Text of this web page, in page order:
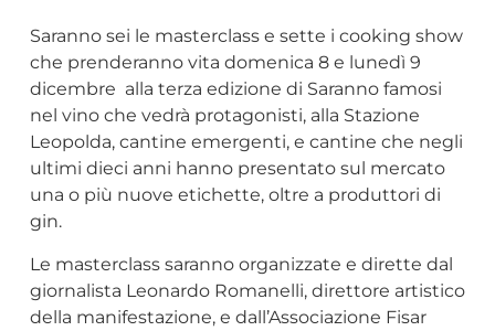
Saranno sei le masterclass e sette i cooking show
che prenderanno vita domenica 8 e lunedì 9
dicembre alla terza edizione di Saranno famosi
nel vino che vedrà protagonisti, alla Stazione
Leopolda, cantine emergenti, e cantine che negli
ultimi dieci anni hanno presentato sul mercato
una o più nuove etichette, oltre a produttori di
gin.
Le masterclass saranno organizzate e dirette dal
giornalista Leonardo Romanelli, direttore artistico
della manifestazione, e dall’Associazione Fisar